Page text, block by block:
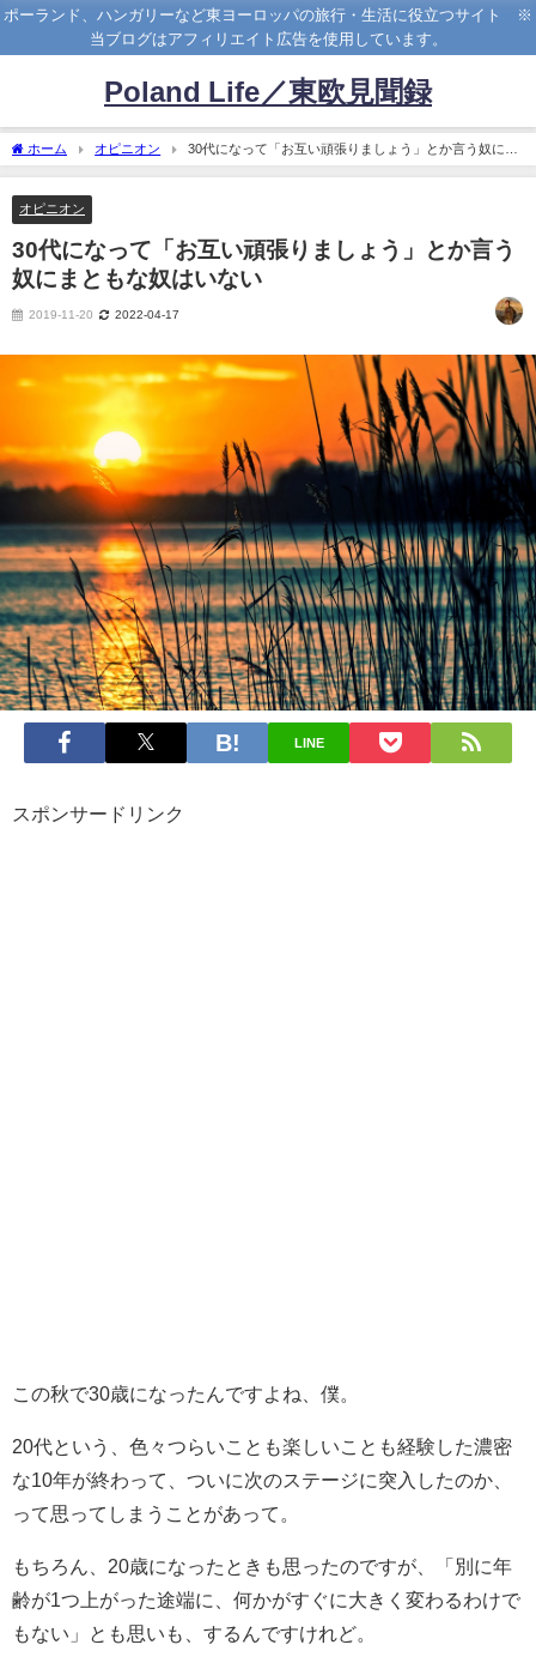
ポーランド、ハンガリーなど東ヨーロッパの旅行・生活に役立つサイト ※
当ブログはアフィリエイト広告を使用しています。
Poland Life／東欧見聞録
ホーム オピニオン
30代になって「お互い頑張りましょう」とか言う奴にま
ともな奴はいない
オピニオン
30代になって「お互い頑張りましょう」とか言う
奴にまともな奴はいない
2019-11-20 2022-04-17
LINE
スポンサードリンク
この秋で30歳になったんですよね、僕。
20代という、色々つらいことも楽しいことも経験した濃密
な10年が終わって、ついに次のステージに突入したのか、
って思ってしまうことがあって。
もちろん、20歳になったときも思ったのですが、「別に年
齢が1つ上がった途端に、何かがすぐに大きく変わるわけで
もない」とも思いも、するんですけれど。